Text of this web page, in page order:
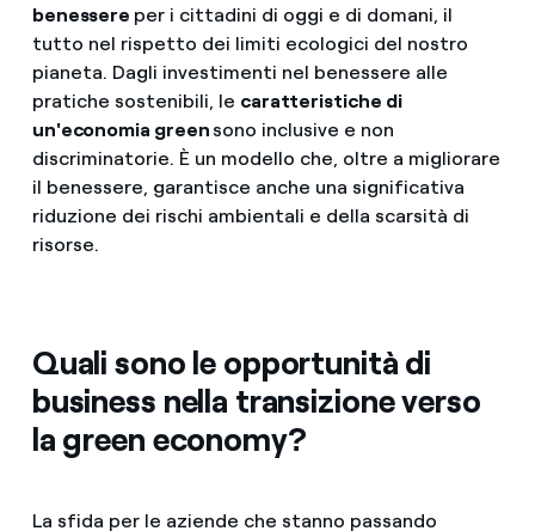
benessere per i cittadini di oggi e di domani, il
tutto nel rispetto dei limiti ecologici del nostro
pianeta. Dagli investimenti nel benessere alle
pratiche sostenibili, le caratteristiche di
un'economia green sono inclusive e non
discriminatorie. È un modello che, oltre a migliorare
il benessere, garantisce anche una significativa
riduzione dei rischi ambientali e della scarsità di
risorse.
Quali sono le opportunità di
business nella transizione verso
la green economy?
La sfida per le aziende che stanno passando